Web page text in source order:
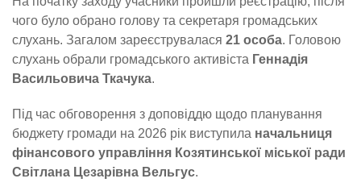
чого було обрано голову та секретаря громадських
слухань. Загалом зареєструвалася 21 особа. Головою
слухань обрали громадського активіста Геннадія
Васильовича Ткачука.
Під час обговорення з доповіддю щодо планування
бюджету громади на 2026 рік виступила начальниця
фінансового управління Козятинської міської ради
Світлана Цезарівна Вельгус.